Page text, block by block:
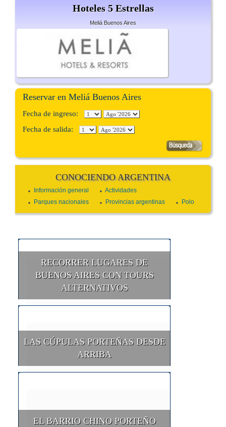
Hoteles 5 Estrellas
Meliá Buenos Aires
Reservar en Meliá Buenos Aires
Fecha de ingreso:
Fecha de salida:
CONOCIENDO ARGENTINA
Información general
Actividades
Parques nacionales
Provincias argentinas Polo
RECORRER LUGARES DE
BUENOS AIRES CON TOURS
ALTERNATIVOS
LAS CÚPULAS PORTEÑAS DESDE
ARRIBA
EL BARRIO CHINO PORTEÑO